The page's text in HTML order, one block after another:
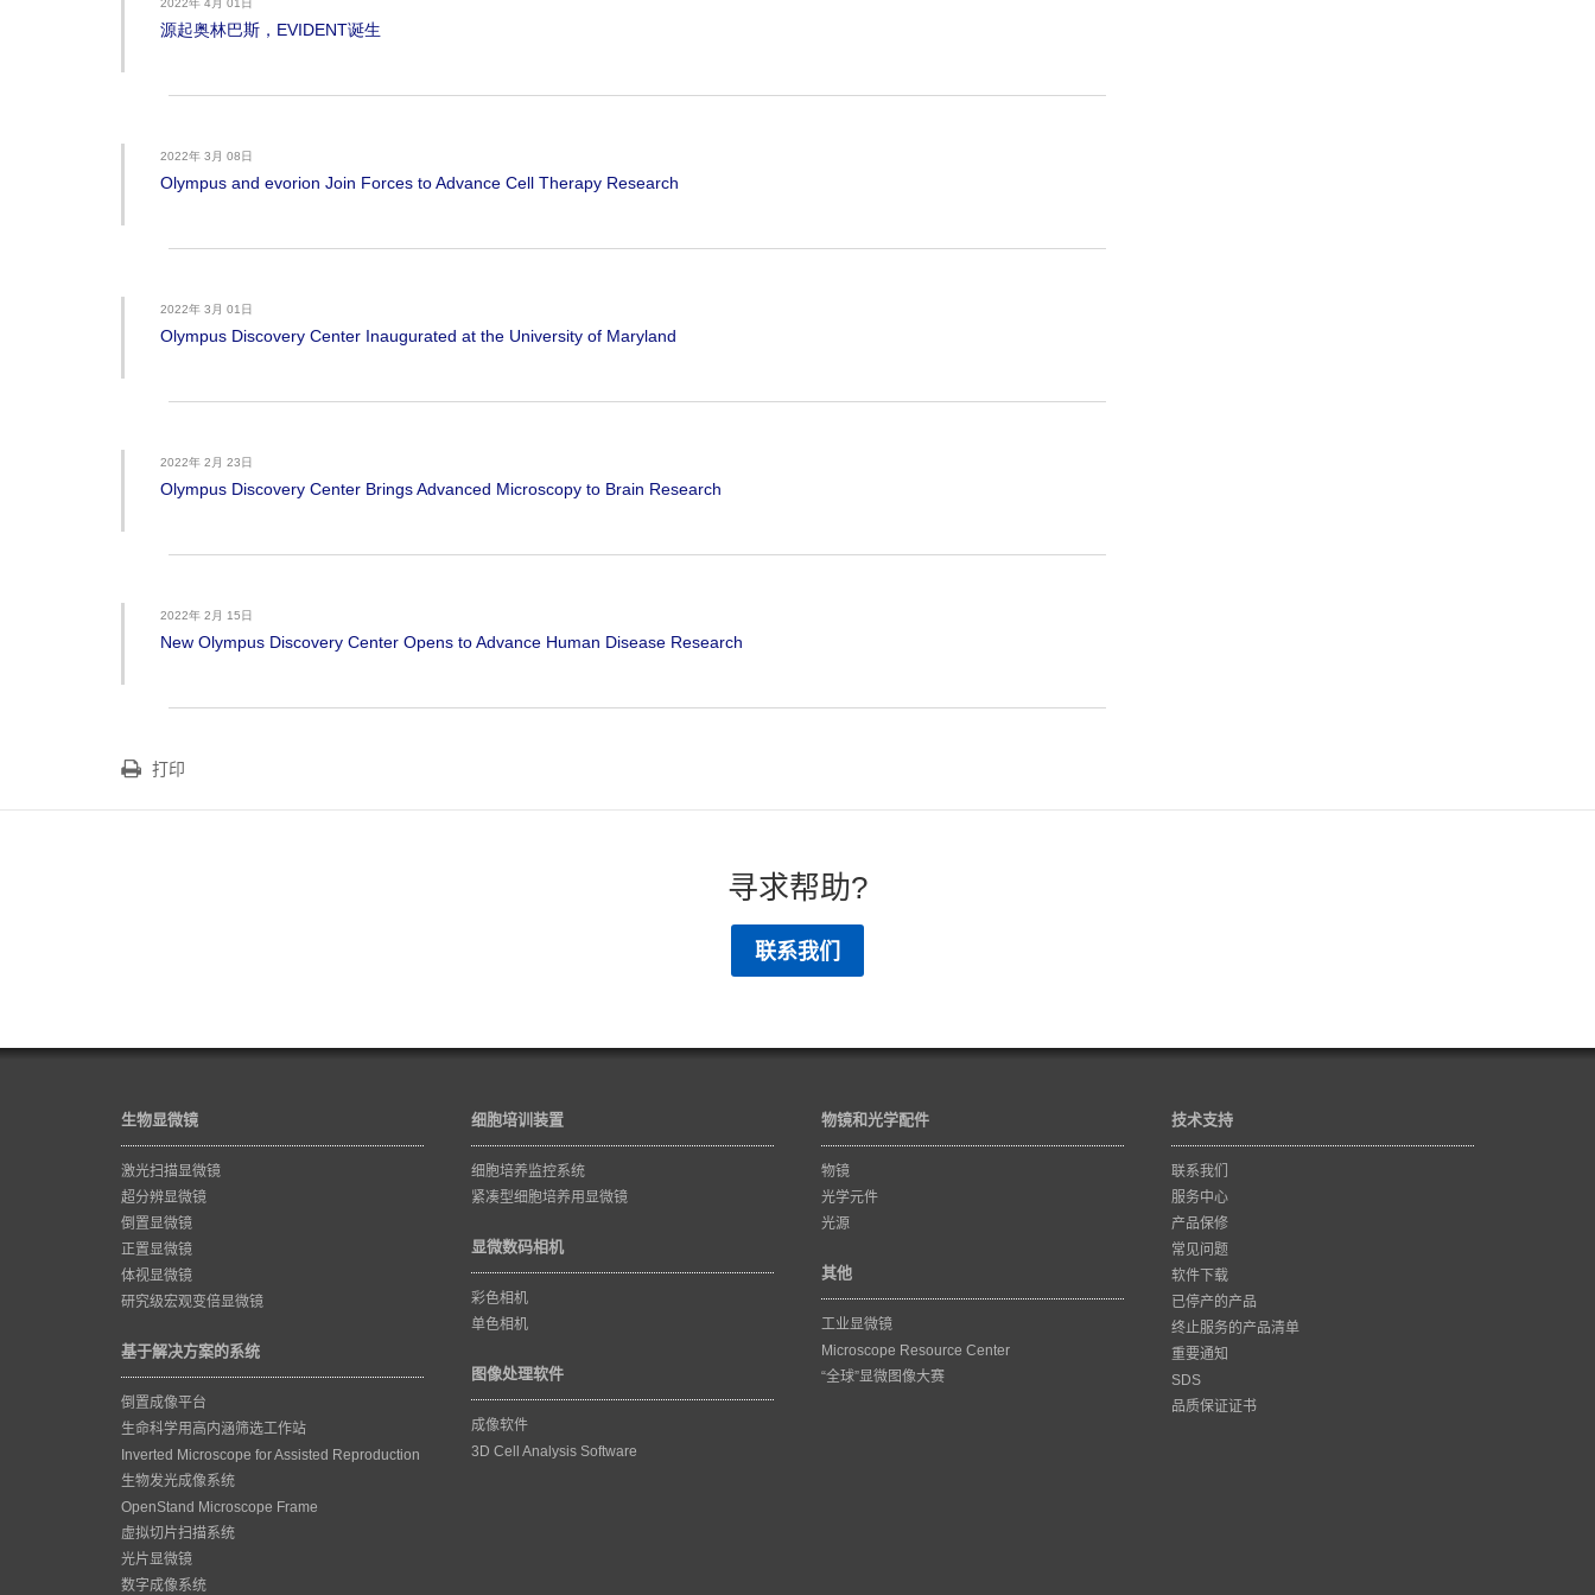
2022年 4月 01日
源起奥林巴斯，EVIDENT诞生
2022年 3月 08日
Olympus and evorion Join Forces to Advance Cell Therapy Research
2022年 3月 01日
Olympus Discovery Center Inaugurated at the University of Maryland
2022年 2月 23日
Olympus Discovery Center Brings Advanced Microscopy to Brain Research
2022年 2月 15日
New Olympus Discovery Center Opens to Advance Human Disease Research
打印
寻求帮助?
联系我们
生物显微镜
激光扫描显微镜
超分辨显微镜
倒置显微镜
正置显微镜
体视显微镜
研究级宏观变倍显微镜
基于解决方案的系统
倒置成像平台
生命科学用高内涵筛选工作站
Inverted Microscope for Assisted Reproduction
生物发光成像系统
OpenStand Microscope Frame
虚拟切片扫描系统
光片显微镜
数字成像系统
细胞培训装置
细胞培养监控系统
紧凑型细胞培养用显微镜
显微数码相机
彩色相机
单色相机
图像处理软件
成像软件
3D Cell Analysis Software
物镜和光学配件
物镜
光学元件
光源
其他
工业显微镜
Microscope Resource Center
“全球”显微图像大赛
技术支持
联系我们
服务中心
产品保修
常见问题
软件下载
已停产的产品
终止服务的产品清单
重要通知
SDS
品质保证证书